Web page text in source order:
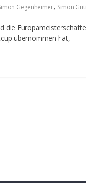
Gegenheimer, Simon
die
übernommen hat,